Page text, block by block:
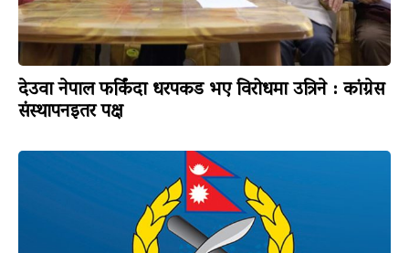
देउवा नेपाल फर्किंदा धरपकड भए विरोधमा उत्रिने : कांग्रेस
संस्थापनइतर पक्ष